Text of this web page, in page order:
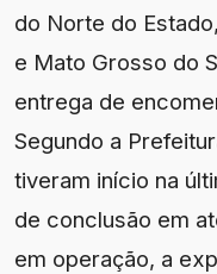
do Norte do
e Mato Grosso do
entrega de
Segundo a
tiveram início na
de conclusão em
em operação, a